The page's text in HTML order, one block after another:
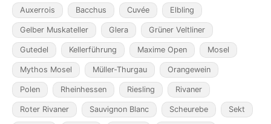
Auxerrois Bacchus Cuvée Elbling
Gelber Muskateller Glera Grüner Veltliner
Gutedel Kellerführung Maxime Open Mosel
Mythos Mosel Müller-Thurgau Orangewein
Polen Rheinhessen Riesling Rivaner
Roter Rivaner Sauvignon Blanc Scheurebe Sekt